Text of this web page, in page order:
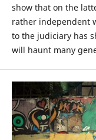
show that on the
rather independent
to the judiciary has
will haunt many